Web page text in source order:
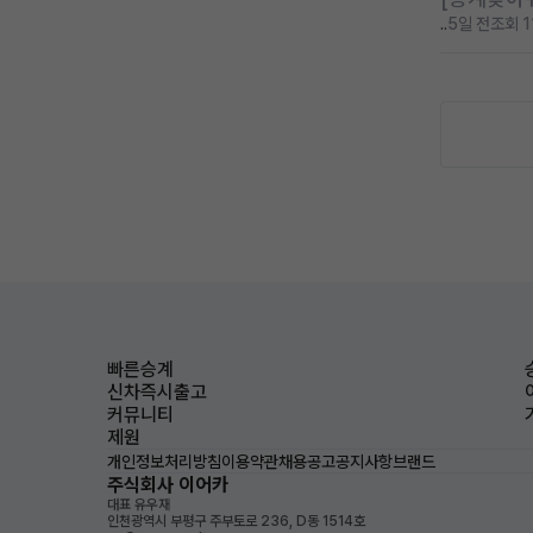
..5일 전조회
빠른승계
신차즉시출고
커뮤니티
제원
개인정보처리방침이용약관채용공고공지사항브랜드
주식회사 이어카
대표 유우재
인천광역시 부평구 주부토로 236, D동 1514호